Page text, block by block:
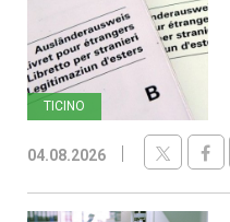
TICINO
04.08.2026